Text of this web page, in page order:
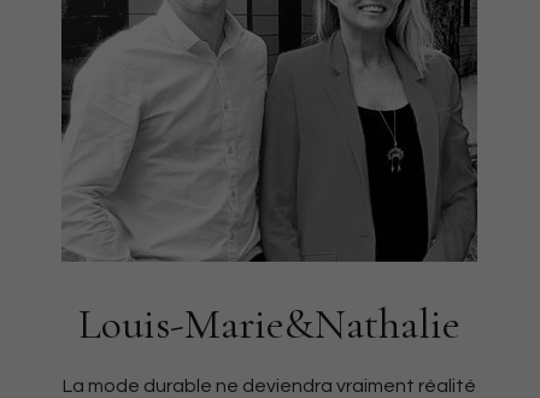
Louis-Marie&Nathalie
La mode durable ne deviendra vraiment réalité